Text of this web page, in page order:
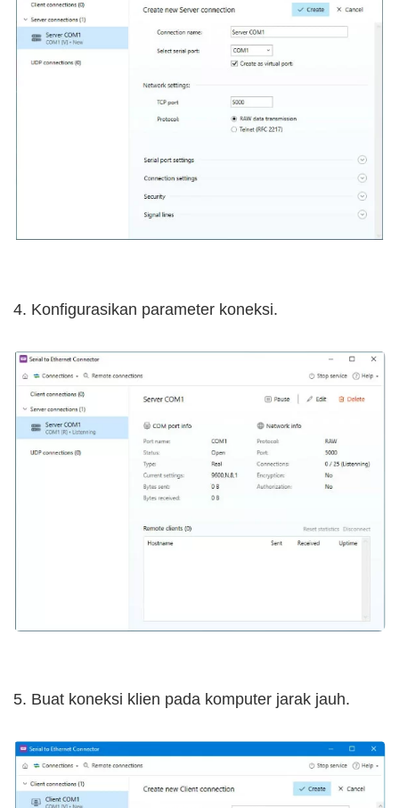
4. Konfigurasikan parameter koneksi.
5. Buat koneksi klien pada komputer jarak jauh.